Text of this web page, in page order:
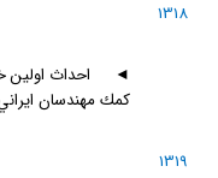
1318
◄ احداث اولين
كمك مهندسان
1319